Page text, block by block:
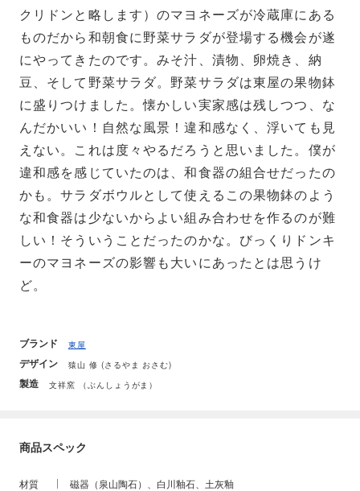
クリドンと略します）のマヨネーズが冷蔵庫にある
ものだから和朝食に野菜サラダが登場する機会が遂
にやってきたのです。みそ汁、漬物、卵焼き、納
豆、そして野菜サラダ。野菜サラダは東屋の果物鉢
に盛りつけました。懐かしい実家感は残しつつ、な
んだかいい！自然な風景！違和感なく、浮いても見
えない。これは度々やるだろうと思いました。僕が
違和感を感じていたのは、和食器の組合せだったの
かも。サラダボウルとして使えるこの果物鉢のよう
な和食器は少ないからよい組み合わせを作るのが難
しい！そういうことだったのかな。びっくりドンキ
ーのマヨネーズの影響も大いにあったとは思うけ
ど。
ブランド 東屋
デザイン 猿山 修 (さるやま おさむ)
製造 文祥窯 （ぶんしょうがま）
商品スペック
材質
磁器（泉山陶石）、白川釉石、土灰釉